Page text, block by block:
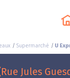
Supermarché U
Jules